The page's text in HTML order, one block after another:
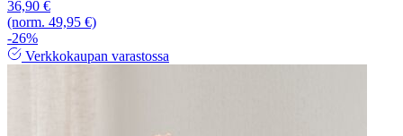
36,90 €
(norm. 49,95 €)
-26%
Verkkokaupan varastossa